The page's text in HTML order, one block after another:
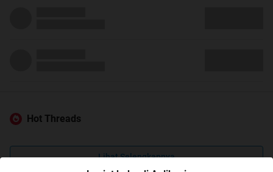
Hot Threads
Lihat Selengkapnya